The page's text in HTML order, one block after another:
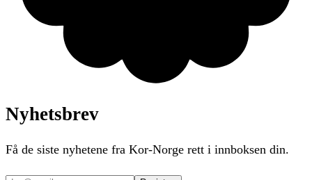
Nyhetsbrev
Få de siste nyhetene fra Kor-Norge rett i innboksen din.